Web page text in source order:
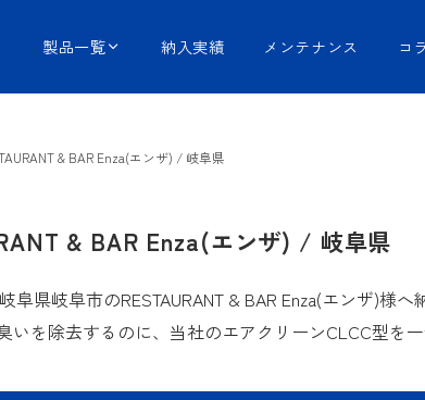
製品一覧 納入実績 メンテナンス コ
& BAR Enza(エンザ) / 岐阜県
& BAR Enza(エンザ) / 岐阜県
阜県岐阜市のRESTAURANT & BAR Enza(エンザ)
いを除去するのに、当社のエアクリーンCLCC型を